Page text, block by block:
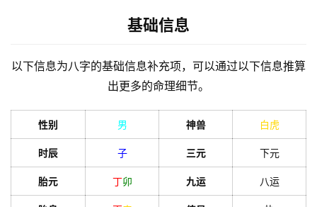
基础信息
以下信息为八字的基础信息补充项，可以通过以下信息推算
出更多的命理细节。
性别 男 神兽 白虎
时辰 子 三元 下元
胎元 丁卯 九运 八运